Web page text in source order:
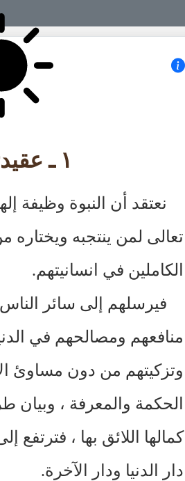
١ ـ عقيدتنا في النبوة
نعتقد أن النبوة وظيفة
تعالى لمن ينتجبه ويختاره
الكاملين في انسانيتهم.
فيرسلهم إلى سائر
منافعهم ومصالحهم في
وتزكيتهم من دون مساوئ
الحكمة والمعرفة ، وبيان
كمالها اللائق بها ، فترتفع
دار الدنيا ودار الآخرة.